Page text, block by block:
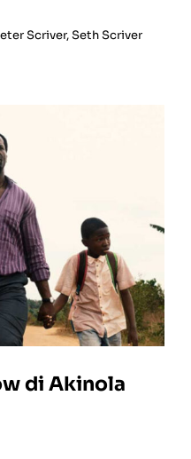
Scriver,Seth Scriver
di Akinola